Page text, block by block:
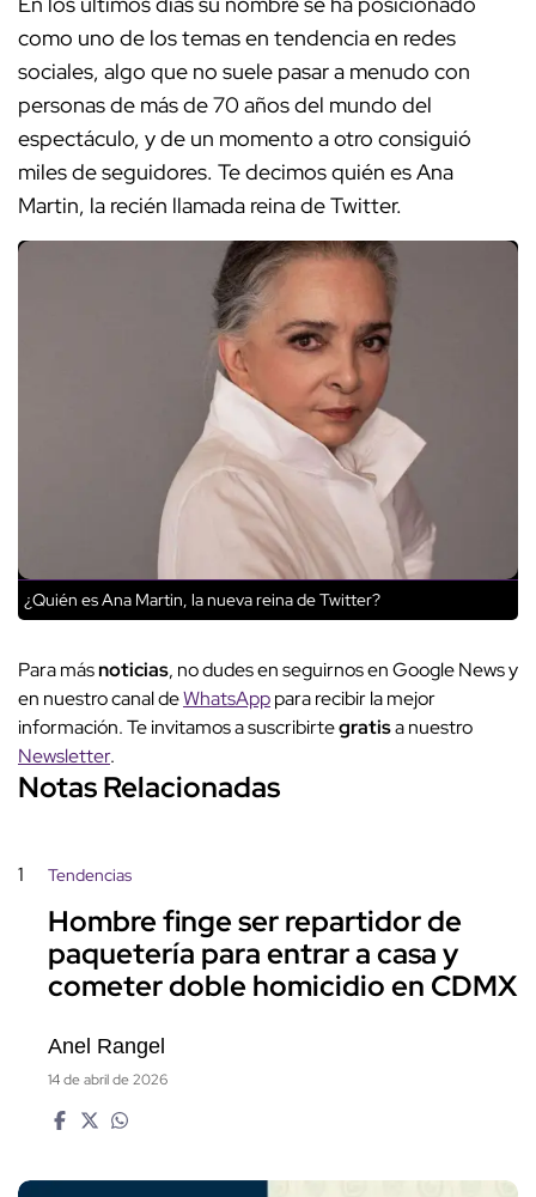
como uno de los temas en tendencia en redes
sociales, algo que no suele pasar a menudo con
personas de más de 70 años del mundo del
espectáculo, y de un momento a otro consiguió
miles de seguidores. Te decimos quién es Ana
Martin, la recién llamada reina de Twitter.
¿Quién es Ana Martin, la nueva reina de Twitter?
Para másnoticias, no dudes en seguirnos en Google News y
en nuestro canal deWhatsApppara recibir la mejor
información. Te invitamos a suscribirtegratisa nuestro
Newsletter.
Notas Relacionadas
1 Tendencias
Hombre finge ser repartidor de
paquetería para entrar a casa y
cometer doble homicidio en CDMX
Anel Rangel
14 de abril de 2026